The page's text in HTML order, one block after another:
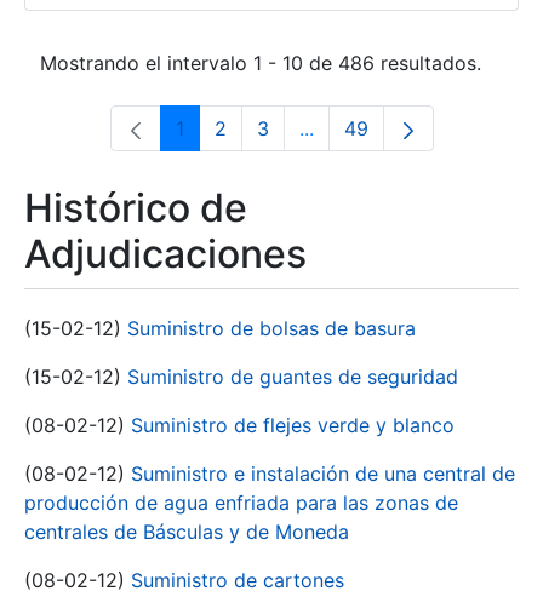
Mostrando el intervalo 1 - 10 de 486 resultados.
Página
1 Página
2 Página
3 ...Páginas intermedias Use
Página
49
Histórico de
Adjudicaciones
(15-02-12) Suministro de bolsas de basura
(15-02-12) Suministro de guantes de seguridad
(08-02-12) Suministro de flejes verde y blanco
(08-02-12) Suministro e instalación de una central de
producción de agua enfriada para las zonas de
centrales de Básculas y de Moneda
(08-02-12) Suministro de cartones